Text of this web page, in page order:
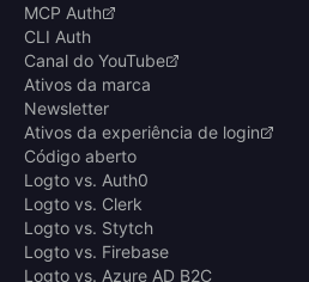
MCP Auth
CLI Auth
Canal do YouTube
Ativos da marca
Newsletter
Ativos da experiência de login
Código aberto
Logto vs. Auth0
Logto vs. Clerk
Logto vs. Stytch
Logto vs. Firebase
Logto vs. Azure AD B2C